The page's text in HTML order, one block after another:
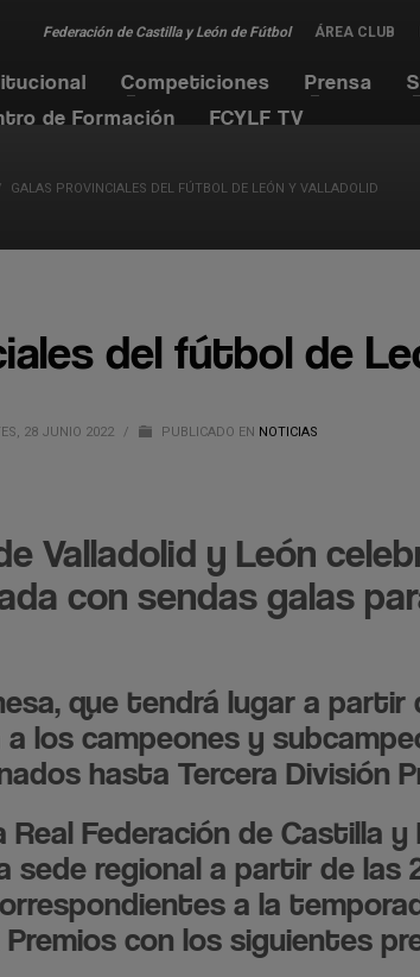
Federación de Castilla y León de Fútbol ÁREA CLUB
Competiciones Prensa
de Formación
FCYLF TV
GALAS PROVINCIALES DEL FÚTBOL DE LEÓN Y VALLADOLID
del fútbol de
28 JUNIO 2022 / PUBLICADO EN NOTICIAS
Valladolid y León
con sendas galas
que tendrá lugar a partir
los campeones y
hasta Tercera División
Real Federación de Castilla
sede regional a partir de las
a la
con los siguientes